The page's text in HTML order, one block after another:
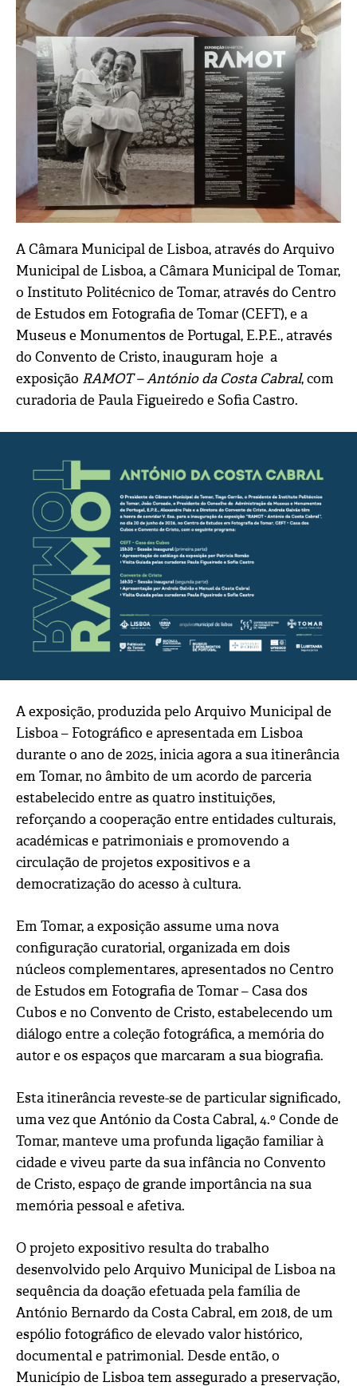
A Câmara Municipal de Lisboa, através do Arquivo
Municipal de Lisboa, a Câmara Municipal de Tomar,
o Instituto Politécnico de Tomar, através do Centro
de Estudos em Fotografia de Tomar (CEFT), e a
Museus e Monumentos de Portugal, E.P.E., através
do Convento de Cristo, inauguram hoje a
exposição RAMOT – António da Costa Cabral, com
curadoria de Paula Figueiredo e Sofia Castro.
A exposição, produzida pelo Arquivo Municipal de
Lisboa – Fotográfico e apresentada em Lisboa
durante o ano de 2025, inicia agora a sua itinerância
em Tomar, no âmbito de um acordo de parceria
estabelecido entre as quatro instituições,
reforçando a cooperação entre entidades culturais,
académicas e patrimoniais e promovendo a
circulação de projetos expositivos e a
democratização do acesso à cultura.
Em Tomar, a exposição assume uma nova
configuração curatorial, organizada em dois
núcleos complementares, apresentados no Centro
de Estudos em Fotografia de Tomar – Casa dos
Cubos e no Convento de Cristo, estabelecendo um
diálogo entre a coleção fotográfica, a memória do
autor e os espaços que marcaram a sua biografia.
Esta itinerância reveste-se de particular significado,
uma vez que António da Costa Cabral, 4.º Conde de
Tomar, manteve uma profunda ligação familiar à
cidade e viveu parte da sua infância no Convento
de Cristo, espaço de grande importância na sua
memória pessoal e afetiva.
O projeto expositivo resulta do trabalho
desenvolvido pelo Arquivo Municipal de Lisboa na
sequência da doação efetuada pela família de
António Bernardo da Costa Cabral, em 2018, de um
espólio fotográfico de elevado valor histórico,
documental e patrimonial. Desde então, o
Município de Lisboa tem assegurado a preservação,